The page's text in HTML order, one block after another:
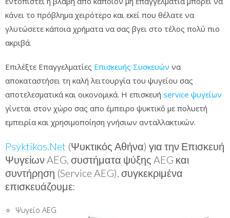
κάνει το πρόβλημα χειρότερο και εκεί που θέλατε να
γλυτώσετε κάποια χρήματα να σας βγει στο τέλος πολύ πιο
ακριβά.
Επιλέξτε Επαγγελματίες Επισκευής Συσκευών να
αποκαταστήσει τη καλή λειτουργία του ψυγείου σας
αποτελεσματικά και οικονομικά. H επισκευή service ψυγείων
γίνεται στον χώρο σας απο έμπειρο ψυκτικό με πολυετή
εμπειρία και χρησιμοποίηση γνήσιων ανταλλακτικών.
Psyktikos.Net (Ψυκτικός Αθήνα) για την Επισκευή
Ψυγείων AEG, συστήματα ψύξης AEG και
συντήρηση (Service AEG), συγκεκριμένα
επισκευάζουμε:
Ψυγείο AEG